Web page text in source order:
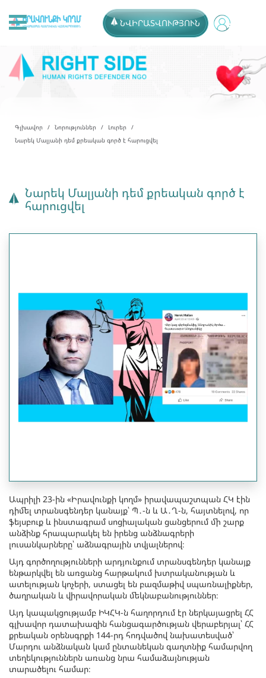
ՆՎԻՐԱՏՎՈՒԹՅՈՒՆ
Գլխավոր Նորություններ
Լուրեր
Նարեկ Մալյանի դեմ քրեական գործ է հարուցվել
Նարեկ Մալյանի դեմ քրեական գործ է
հարուցվել
Ապրիլի 23-ին «Իրավունքի կողմ» իրավապաշտպան ՀԿ էին
դիմել տրանսգենդեր կանայք՝ Պ․-ն և Ա․Ղ-ն, հայտնելով, որ
ֆեյսբուք և ինստագրամ սոցիալական ցանցերում մի շարք
անձինք հրապարակել են իրենց անձնագրերի
լուսանկարները՝ աձնագրային տվյալներով։
Այդ գործողությունների արդյունքում տրանսգենդեր կանայք
ենթարկվել են առցանց հարթակում խտրականության և
ատելության կոչերի, ստացել են բազմաթիվ սպառնալիքներ,
ծաղրական և վիրավորական մեկնաբանություններ։
Այդ կապակցությամբ ԻԿՀԿ-ն հաղորդում էր ներկայացրել ՀՀ
գլխավոր դատախազին հանցագարծության վերաբերյալ՝ ՀՀ
քրեական օրենսգրքի 144-րդ հոդվածով նախատեսված՝
Մարդու անձնական կամ ընտանեկան գաղտնիք համարվող
տեղեկություններն առանց նրա համաձայնության
տարածելու համար։